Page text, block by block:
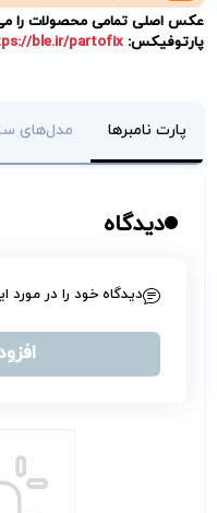
عکس اصلی تمامی محصولات را
پارتوفیکس: ble.ir/partofix
پارت نامبرها مدل‌های
دیدگاه
دیدگاه خود را در